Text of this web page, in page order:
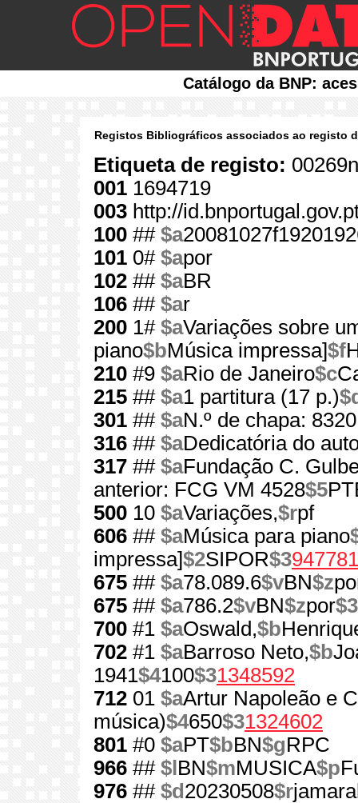
Catálogo da BNP:
Registos Bibliográficos associados ao registo
Etiqueta de registo:
001 1694719
003 http://
100 ## $a
101 0# $apor
102 ## $aBR
106 ## $ar
200 1# $aVariações sobre
piano$bMúsica impressa]$f
210 #9 $aRio de Janeiro$c
215 ## $a1 partitura (17 p.)
301 ## $aN.º de chapa: 8320
316 ## $aDedicatória do
317 ## $aFundação C.
anterior: FCG VM 4528$5
500 10 $aVariações,$rpf
606 ## $aMúsica para piano
impressa]$2SIPOR$3947781
675 ## $a78.089.6$vBN$z
675 ## $a786.2$vBN$zpor$3
700 #1 $aOswald,$b
702 #1 $aBarroso Neto,$b
1941$4100$31348592
712 01 $aArtur Napoleão e
música)$4650$31324602
801 #0 $aPT$bBN$gRPC
966 ## $l BN$mMUSICA$p
976 ## $d 20230508$r